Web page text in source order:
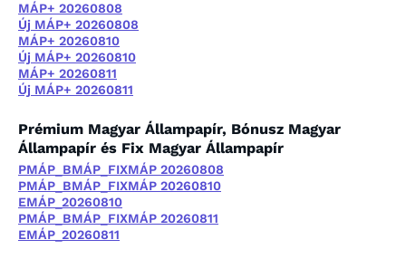
Kapcsolat
Netbank
MÁP+ 20260808
Új MÁP+ 20260808
MÁP+ 20260810
Új MÁP+ 20260810
MÁP+ 20260811
Új MÁP+ 20260811
Prémium Magyar Állampapír, Bónusz Magyar
Állampapír és Fix Magyar Állampapír
PMÁP_BMÁP_FIXMÁP 20260808
PMÁP_BMÁP_FIXMÁP 20260810
EMÁP_20260810
PMÁP_BMÁP_FIXMÁP 20260811
EMÁP_20260811